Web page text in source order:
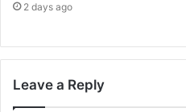
2 days ago
Leave a Reply